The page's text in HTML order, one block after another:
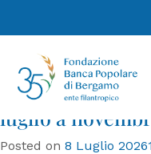
Bergamo
edizione di
luglio a
Posted on 8 Luglio 2026